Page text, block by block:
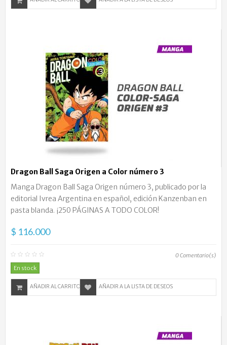
Dragon Ball Saga Origen a Color número 3
Manga Dragon Ball Saga Origen número 3, publicado por la
editorial Ivrea Argentina en español, edición Kanzenban en
pasta blanda. ¡250 PÁGINAS A TODO COLOR!
$ 116.000
0Comentario(s)
En stock
AÑADIR AL CARRITO AÑADIR A LA LISTA DE DESEOS